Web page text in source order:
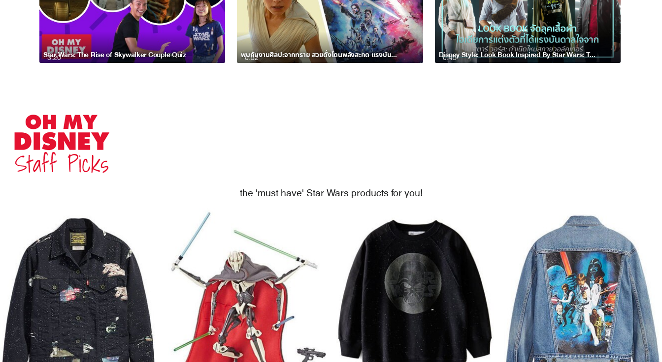
3:20
Star Wars: The Rise of Skywalker Couple Quiz 0:52 พบกับงานศิลปะจากทราย สวยดั่งโดนพลังสะกด แรงบันดาลใจจาก สตาร์ วอร์ส: กำเนิดใหม่สกายวอล์คเกอร์ 0:45 Disney Style: Look Book Inspired By Star Wars: The Rise Of Skywalker
the 'must have' Star Wars products for you!